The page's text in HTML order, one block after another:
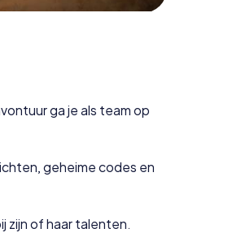
ga je als team op
geheime codes en
zijn of haar talenten.